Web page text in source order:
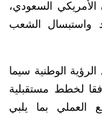
السعودي،
واستبسال الشعب
الرؤية الوطنية سيما
لخطط مستقبلية
العملي بما يلبي